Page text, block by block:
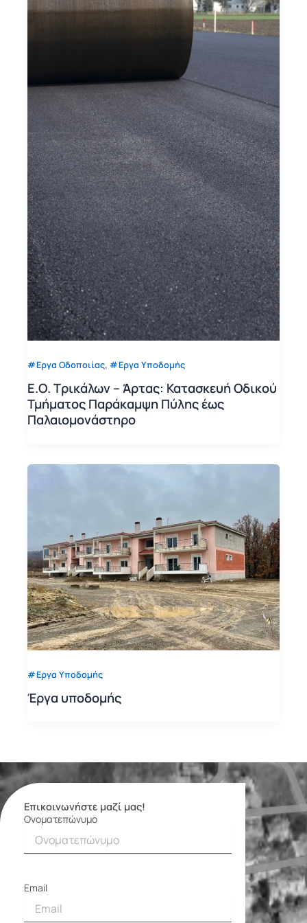
Εργα Οδοποιίας, Εργα Υποδομής
Ε.Ο. Τρικάλων – Άρτας: Κατασκευή Οδικού
Τμήματος Παράκαμψη Πύλης έως
Παλαιομονάστηρο
Εργα Υποδομής
Έργα υποδομής
Επικοινωνήστε μαζί μας!
Φόρμα
επικοινωνίας
Ονοματεπώνυμο
Email